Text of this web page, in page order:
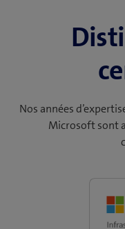
Nos années
Microsoft sont